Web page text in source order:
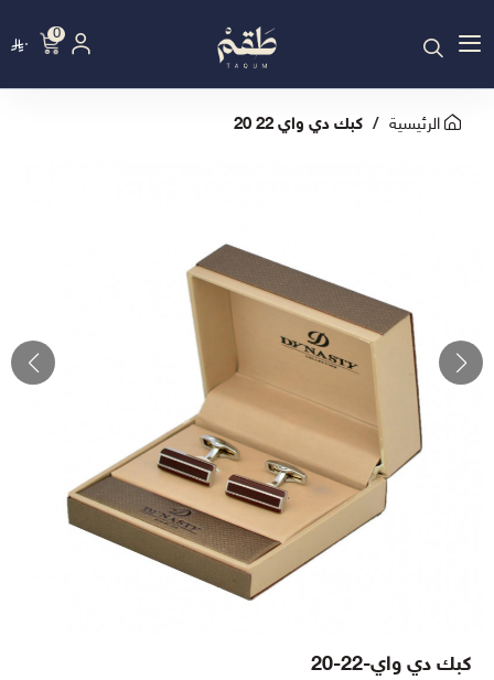
0 ٠
الرئيسية كبك دي واي 22 20
كبك دي واي-22-20